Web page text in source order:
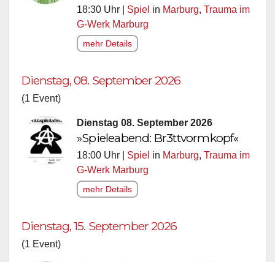
18:30 Uhr | Spiel in Marburg, Trauma im
G-Werk Marburg
mehr Details
Dienstag, 08. September 2026
(1 Event)
Dienstag 08. September 2026
»Spieleabend: Br3ttvormkopf«
18:00 Uhr | Spiel in Marburg, Trauma im
G-Werk Marburg
mehr Details
Dienstag, 15. September 2026
(1 Event)